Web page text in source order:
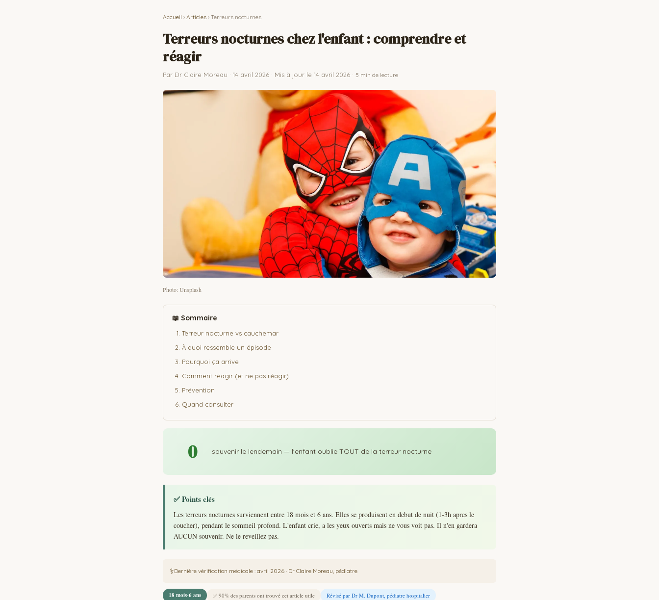
Accueil › Articles › Terreurs nocturnes
Terreurs nocturnes chez l'enfant : comprendre et
réagir
Par Dr Claire Moreau · 14 avril 2026 · Mis à jour le 14 avril 2026 · 5 min de lecture
Photo: Unsplash
📖 Sommaire
Terreur nocturne vs cauchemar
À quoi ressemble un épisode
Pourquoi ça arrive
Comment réagir (et ne pas réagir)
Prévention
Quand consulter
0 souvenir le lendemain — l'enfant oublie TOUT de la terreur nocturne
✅ Points clés
Les terreurs nocturnes surviennent entre 18 mois et 6 ans. Elles se produisent en debut de nuit (1-3h apres le
coucher), pendant le sommeil profond. L'enfant crie, a les yeux ouverts mais ne vous voit pas. Il n'en gardera
AUCUN souvenir. Ne le reveillez pas.
Dernière vérification médicale : avril 2026 · Dr Claire Moreau, pédiatre
18 mois-6 ans ✅ 90% des parents ont trouvé cet article utile Révisé par Dr M. Dupont, pédiatre hospitalier